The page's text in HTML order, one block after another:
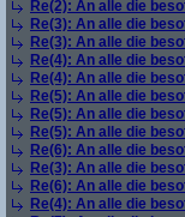
Re(2): An alle die
Re(3): An alle die
Re(3): An alle die
Re(4): An alle die
Re(4): An alle die
Re(5): An alle die
Re(5): An alle die
Re(5): An alle die
Re(6): An alle die
Re(3): An alle die
Re(6): An alle die
Re(4): An alle die